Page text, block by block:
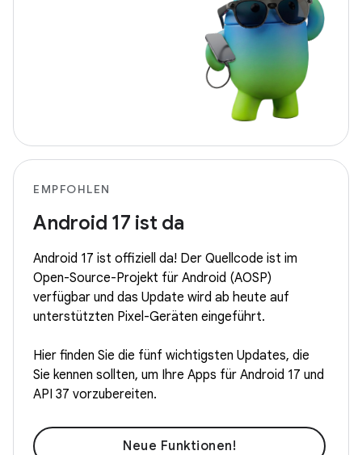
EMPFOHLEN
Android 17 ist da
Android 17 ist offiziell da! Der Quellcode ist im
Open-Source-Projekt für Android (AOSP)
verfügbar und das Update wird ab heute auf
unterstützten Pixel-Geräten eingeführt.
Hier finden Sie die fünf wichtigsten Updates, die
Sie kennen sollten, um Ihre Apps für Android 17 und
API 37 vorzubereiten.
Neue Funktionen!